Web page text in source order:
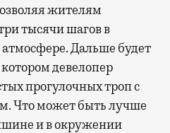
жителям
тысячи шагов в
Дальше будет
девелопер
прогулочных троп с
Что может быть лучше
и в окружении